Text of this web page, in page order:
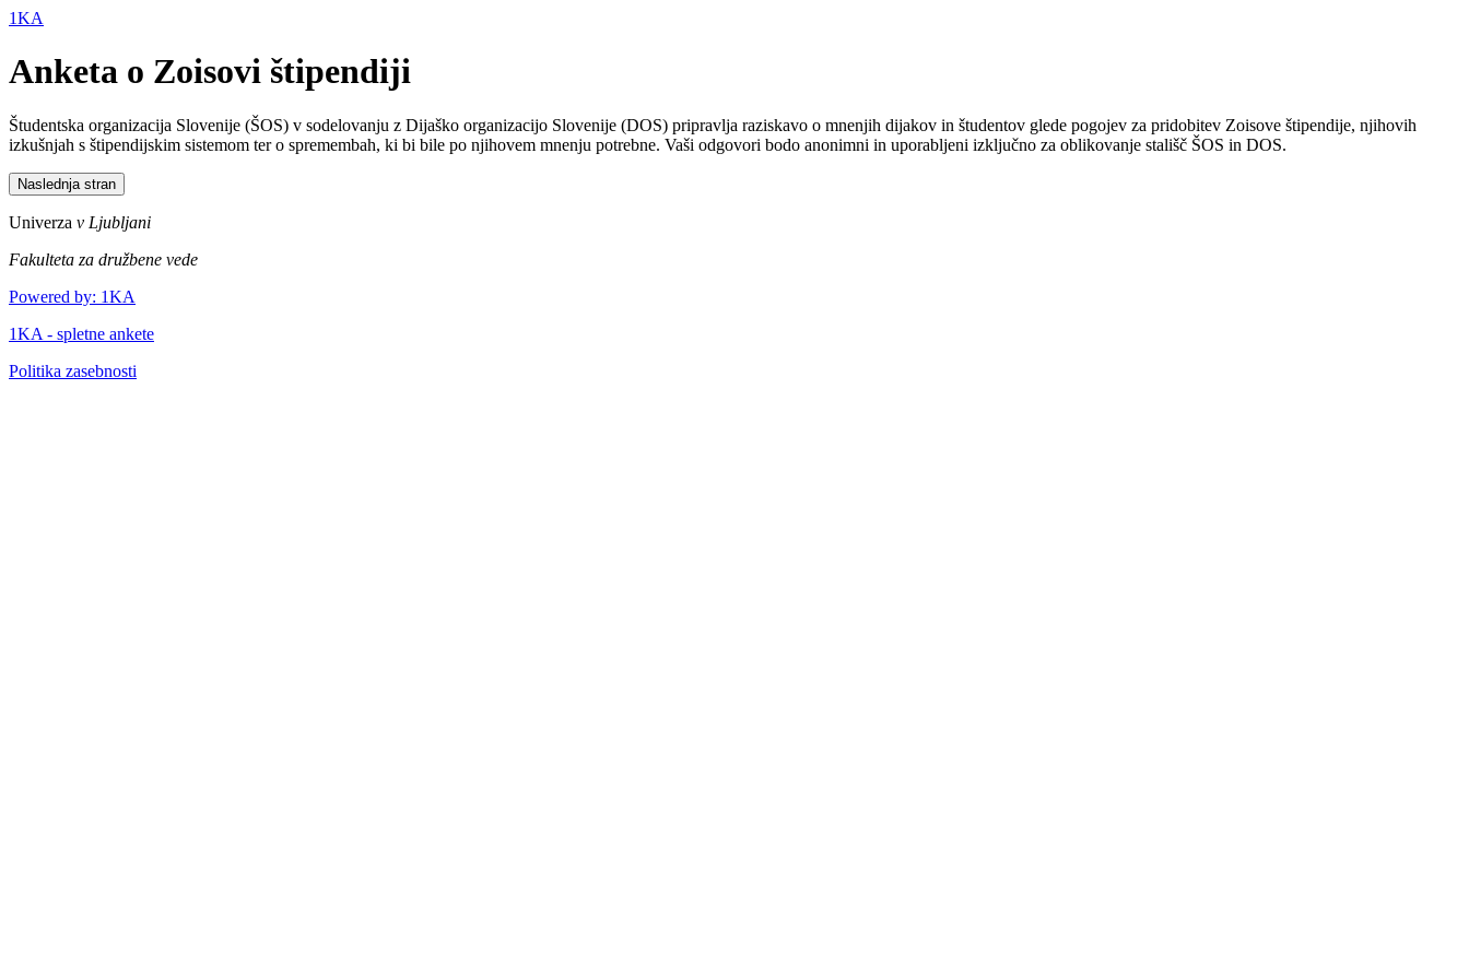
1KA
Anketa o Zoisovi štipendiji
Študentska organizacija Slovenije (ŠOS) v sodelovanju z Dijaško organizacijo Slovenije (DOS) pripravlja raziskavo o mnenjih dijakov in študentov glede pogojev za pridobitev Zoisove štipendije, njihovih
izkušnjah s štipendijskim sistemom ter o spremembah, ki bi bile po njihovem mnenju potrebne. Vaši odgovori bodo anonimni in uporabljeni izključno za oblikovanje stališč ŠOS in DOS.
Univerza v Ljubljani
Fakulteta za družbene vede
Powered by: 1KA
1KA - spletne ankete
Politika zasebnosti